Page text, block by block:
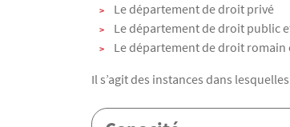
Le département de droit privé
Le département de droit public
Le département de droit
Il s’agit des instances dans
Menu Assas